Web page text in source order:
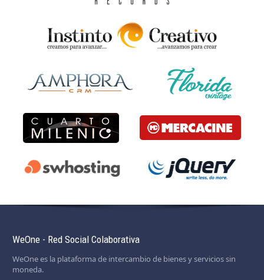
WeOne - Red Social Colaborativa
WeOne es la plataforma de intercambio de bienes y servicios sin
moneda.